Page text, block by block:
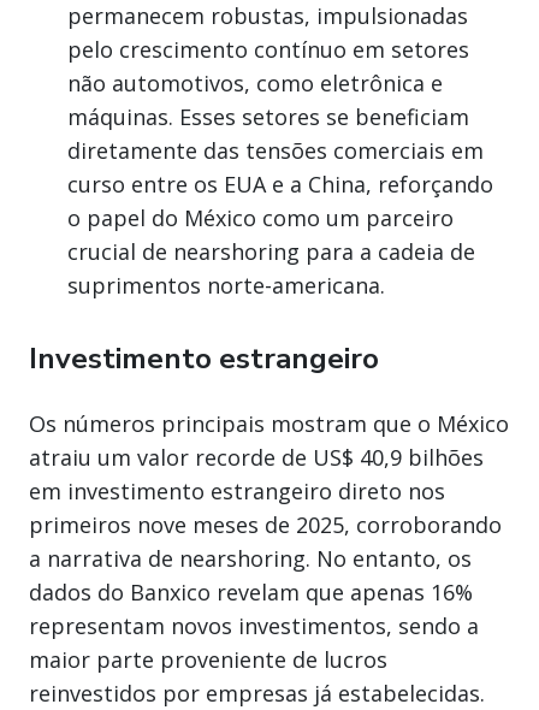
permanecem robustas, impulsionadas
pelo crescimento contínuo em setores
não automotivos, como eletrônica e
máquinas. Esses setores se beneficiam
diretamente das tensões comerciais em
curso entre os EUA e a China, reforçando
o papel do México como um parceiro
crucial de nearshoring para a cadeia de
suprimentos norte-americana.
Investimento estrangeiro
Os números principais mostram que o México
atraiu um valor recorde de US$ 40,9 bilhões
em investimento estrangeiro direto nos
primeiros nove meses de 2025, corroborando
a narrativa de nearshoring. No entanto, os
dados do Banxico revelam que apenas 16%
representam novos investimentos, sendo a
maior parte proveniente de lucros
reinvestidos por empresas já estabelecidas.